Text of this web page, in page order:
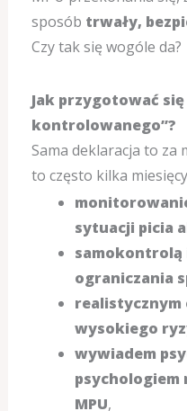
sposób trwały,
Czy tak się wogóle da?
Jak przygotować
kontrolowanego”?
Sama deklaracja to za
to często kilka
sytuacji picia
samokontrolą
ograniczania
realistycznym
wysokiego
wywiadem
psychologiem
MPU,